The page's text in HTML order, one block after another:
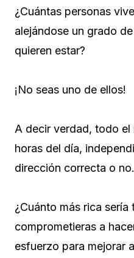
¿Cuántas personas
alejándose un grado
quieren estar?
¡No seas uno de ellos!
A decir verdad, todo el
horas del día,
dirección correcta o no.
¿Cuánto más rica sería
comprometieras a
esfuerzo para mejorar